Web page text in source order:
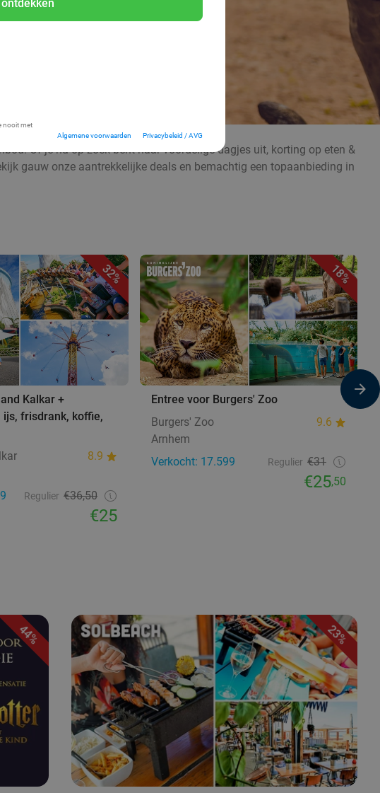
nooit met
Algemene voorwaarden Privacybeleid / AVG
Of je nu op zoek bent naar voordelige dagjes uit, korting op eten &
gauw onze aantrekkelijke deals en bemachtig een topaanbieding in
32%
Kalkar +
frisdrank, koffie,
8.9
Regulier €36,50
€25
18%
Entree voor Burgers' Zoo
Burgers' Zoo
9.6
Arnhem
Verkocht: 17.599
Regulier €31
€25,50
44% 23%